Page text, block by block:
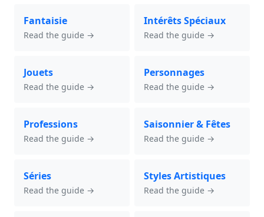
Fantaisie
Read the guide →
Intérêts Spéciaux
Read the guide →
Jouets
Read the guide →
Personnages
Read the guide →
Professions
Read the guide →
Saisonnier & Fêtes
Read the guide →
Séries
Read the guide →
Styles Artistiques
Read the guide →